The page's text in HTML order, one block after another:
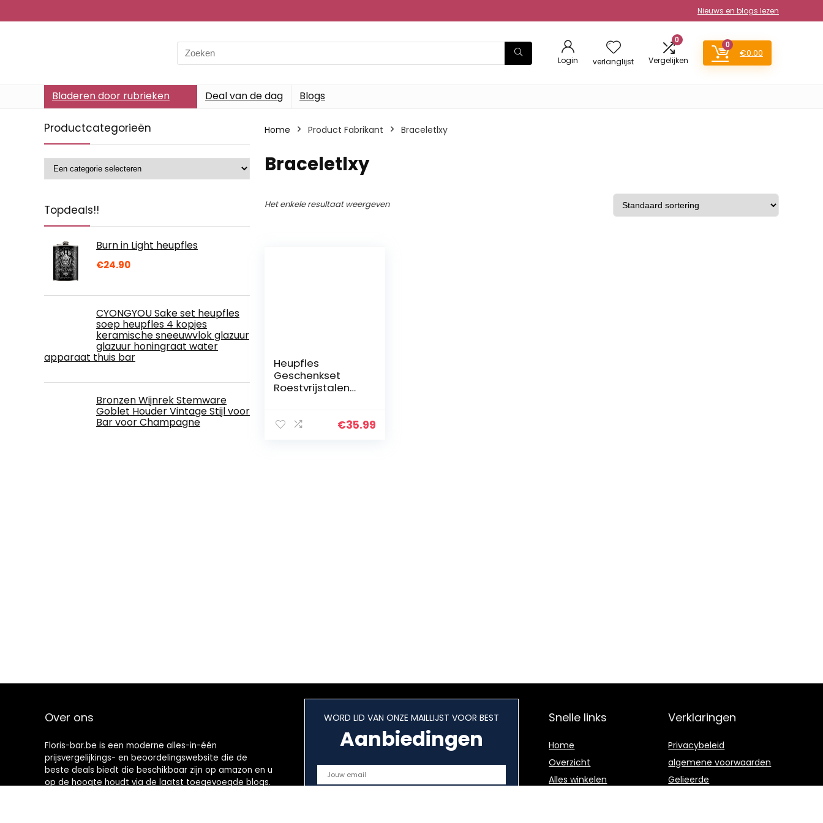
Nieuws en blogs lezen
Search
for:
Login verlanglijst
0
Vergelijken
0
€0.00
Bladeren door rubrieken Deal van de dag Blogs
Productcategorieën
Topdeals!!
Burn in Light heupfles
€24.90
CYONGYOU Sake set heupfles
soep heupfles 4 kopjes
keramische sneeuwvlok glazuur
glazuur honingraat water
apparaat thuis bar
Bronzen Wijnrek Stemware
Goblet Houder Vintage Stijl voor
Bar voor Champagne
Home Product Fabrikant ‎Braceletlxy
‎Braceletlxy
Het enkele resultaat weergeven
Heupfles
Geschenkset
Roestvrijstalen
Draagbare Water
€35.99
Over ons
Floris-bar.be is een moderne alles-in-één
prijsvergelijkings- en beoordelingswebsite die de
beste deals biedt die beschikbaar zijn op amazon en u
op de hoogte houdt via de laatst toegevoegde blogs.
WORD LID VAN ONZE MAILLIJST VOOR BEST
Aanbiedingen
Snelle links
Home
Overzicht
Alles winkelen
Verklaringen
Privacybeleid
algemene voorwaarden
Gelieerde